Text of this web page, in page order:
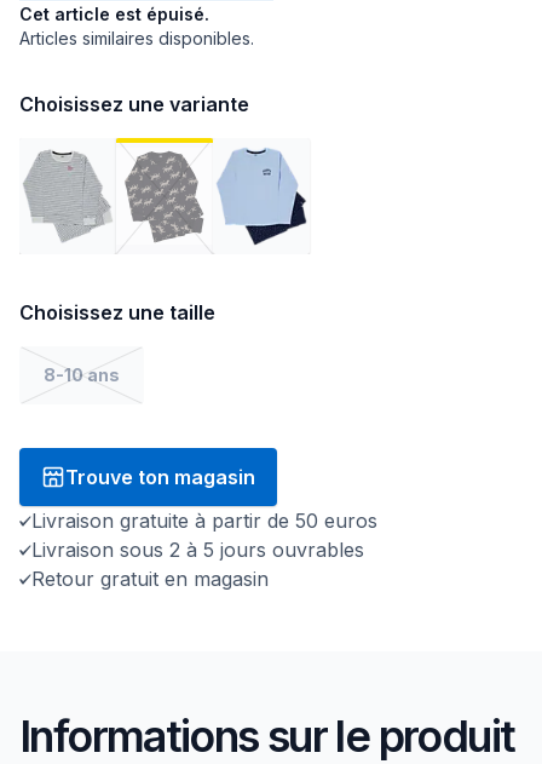
Cet article est épuisé.
Articles similaires disponibles.
Choisissez une variante
Choisissez une taille
8-10 ans
Trouve ton magasin
Livraison gratuite à partir de 50 euros
Livraison sous 2 à 5 jours ouvrables
Retour gratuit en magasin
Informations sur le produit